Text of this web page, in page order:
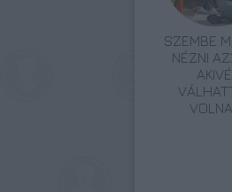
SZEMBE
NÉZNI
AKIVÉ